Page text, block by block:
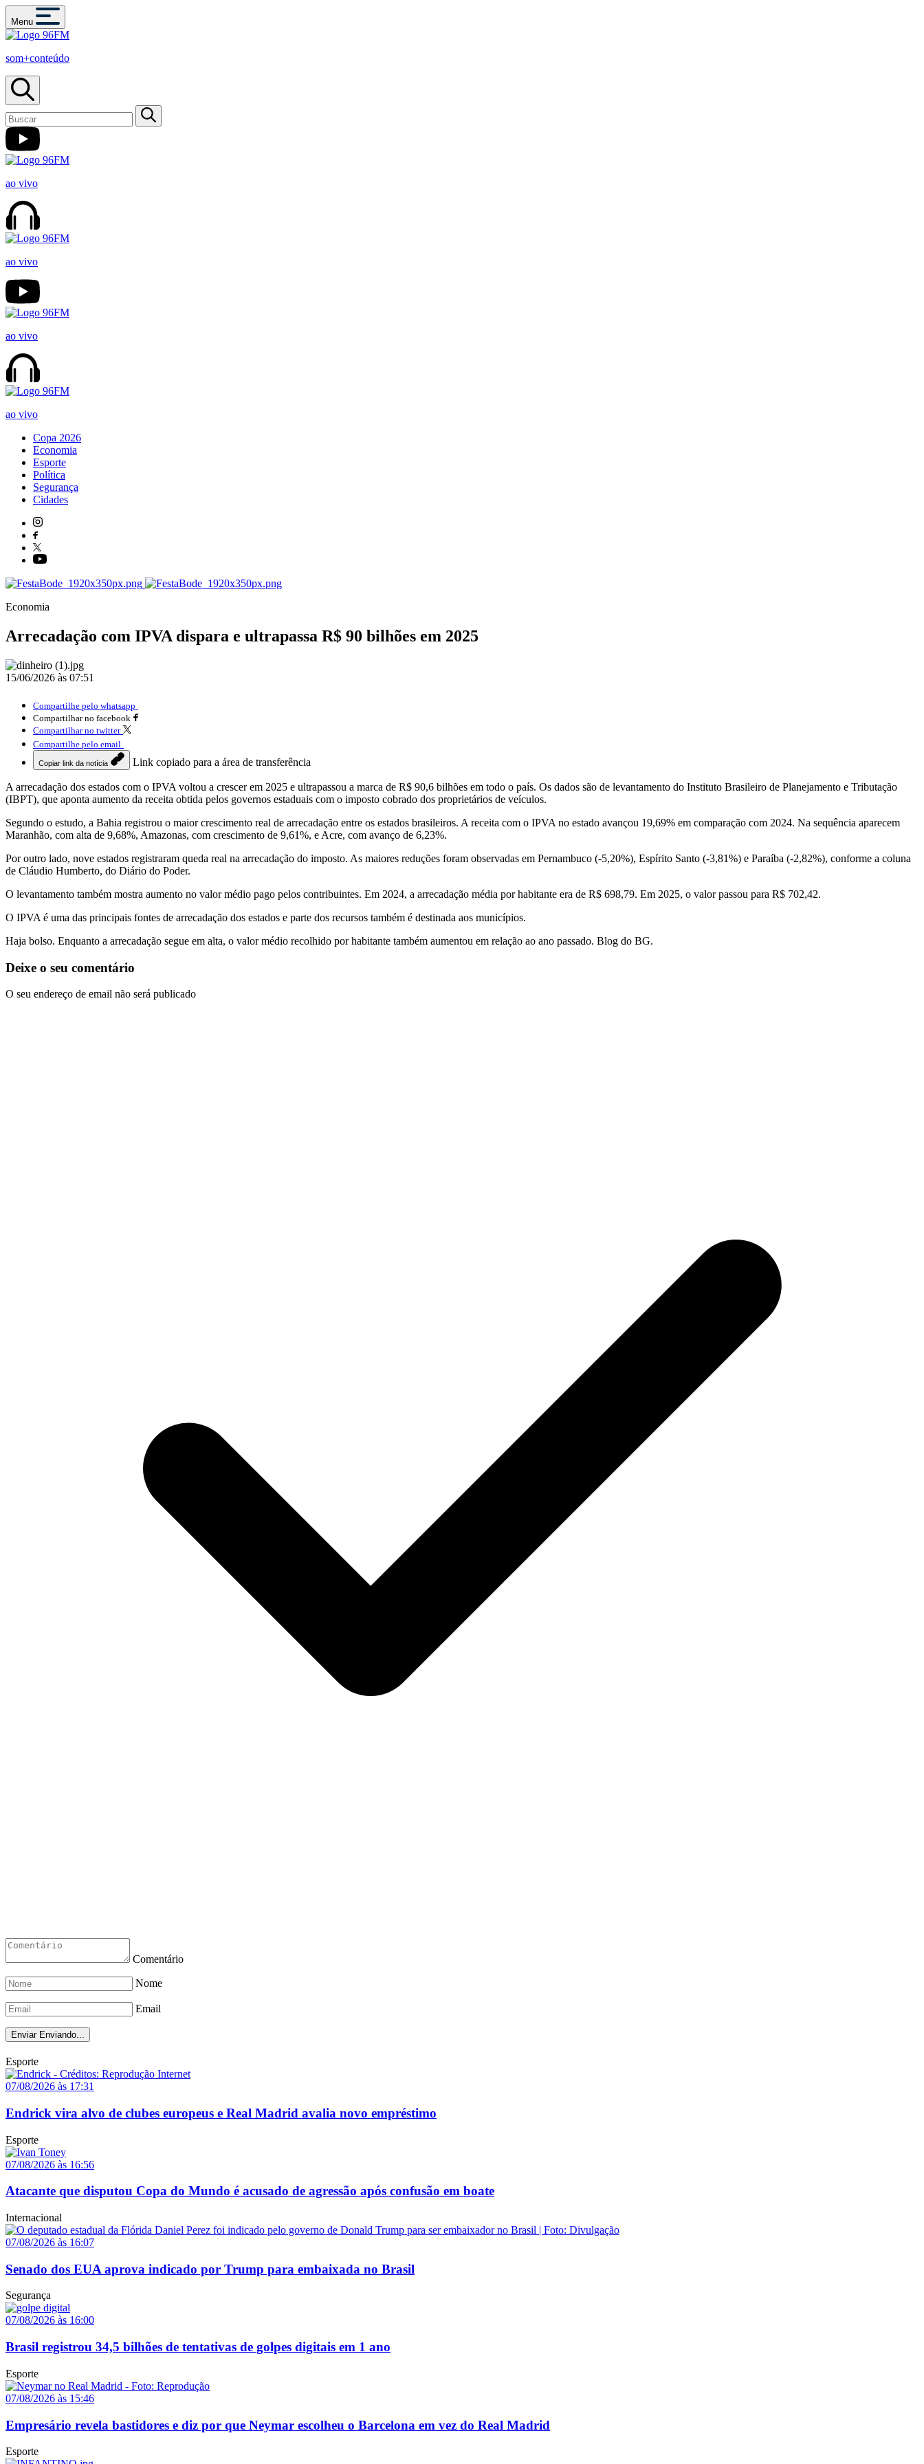
Menu
som+conteúdo
ao vivo
ao vivo
ao vivo
ao vivo
Copa 2026
Economia
Esporte
Política
Segurança
Cidades
Economia
Arrecadação com IPVA dispara e ultrapassa R$ 90 bilhões em 2025
15/06/2026 às 07:51
Compartilhe pelo whatsapp
Compartilhar no facebook
Compartilhar no twitter
Compartilhe pelo email
Copiar link da notícia Link copiado para a área de transferência
A arrecadação dos estados com o IPVA voltou a crescer em 2025 e ultrapassou a marca de R$ 90,6 bilhões em todo o país. Os dados são de levantamento do Instituto Brasileiro de Planejamento e Tributação
(IBPT), que aponta aumento da receita obtida pelos governos estaduais com o imposto cobrado dos proprietários de veículos.
Segundo o estudo, a Bahia registrou o maior crescimento real de arrecadação entre os estados brasileiros. A receita com o IPVA no estado avançou 19,69% em comparação com 2024. Na sequência aparecem
Maranhão, com alta de 9,68%, Amazonas, com crescimento de 9,61%, e Acre, com avanço de 6,23%.
Por outro lado, nove estados registraram queda real na arrecadação do imposto. As maiores reduções foram observadas em Pernambuco (-5,20%), Espírito Santo (-3,81%) e Paraíba (-2,82%), conforme a coluna
de Cláudio Humberto, do Diário do Poder.
O levantamento também mostra aumento no valor médio pago pelos contribuintes. Em 2024, a arrecadação média por habitante era de R$ 698,79. Em 2025, o valor passou para R$ 702,42.
O IPVA é uma das principais fontes de arrecadação dos estados e parte dos recursos também é destinada aos municípios.
Haja bolso. Enquanto a arrecadação segue em alta, o valor médio recolhido por habitante também aumentou em relação ao ano passado. Blog do BG.
Deixe o seu comentário
O seu endereço de email não será publicado
Comentário
Nome
Email
Enviar Enviando...
Esporte
07/08/2026 às 17:31
Endrick vira alvo de clubes europeus e Real Madrid avalia novo empréstimo
Esporte
07/08/2026 às 16:56
Atacante que disputou Copa do Mundo é acusado de agressão após confusão em boate
Internacional
07/08/2026 às 16:07
Senado dos EUA aprova indicado por Trump para embaixada no Brasil
Segurança
07/08/2026 às 16:00
Brasil registrou 34,5 bilhões de tentativas de golpes digitais em 1 ano
Esporte
07/08/2026 às 15:46
Empresário revela bastidores e diz por que Neymar escolheu o Barcelona em vez do Real Madrid
Esporte